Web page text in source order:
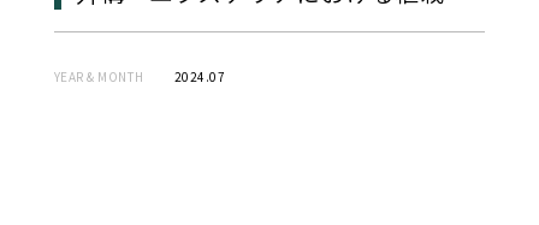
YEAR & MONTH 2024.07